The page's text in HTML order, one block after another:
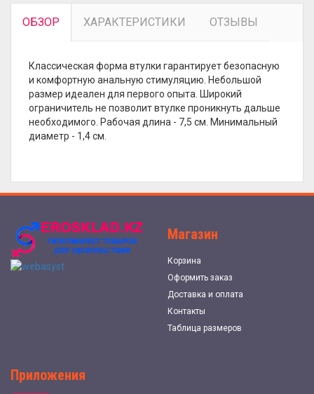
ОБЗОР ХАРАКТЕРИСТИКИ ОТЗЫВЫ
Классическая форма втулки гарантирует безопасную
и комфортную анальную стимуляцию. Небольшой
размер идеален для первого опыта. Широкий
ограничитель не позволит втулке проникнуть дальше
необходимого. Рабочая длина - 7,5 см. Минимальный
диаметр - 1,4 см.
Магазин
Корзина
Оформить заказ
Доставка и оплата
Контакты
Таблица размеров
Приложения